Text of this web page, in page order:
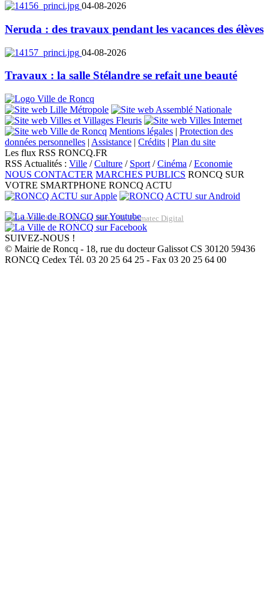
04-08-2026
Neruda : des travaux pendant les vacances des élèves
04-08-2026
Travaux : la salle Stélandre se refait une beauté
Mentions légales | Protection des
données personnelles | Assistance | Crédits | Plan du site
Les flux RSS RONCQ.FR
RSS Actualités : Ville /Culture / Sport /Cinéma /Economie
NOUS CONTACTER MARCHES PUBLICS RONCQ SUR
VOTRE SMARTPHONE RONCQ ACTU
Réalisation du site: Agence Web Lille Promatec Digital
SUIVEZ-NOUS !
© Mairie de Roncq - 18, rue du docteur Galissot CS 30120 59436
RONCQ Cedex Tél. 03 20 25 64 25 - Fax 03 20 25 64 00